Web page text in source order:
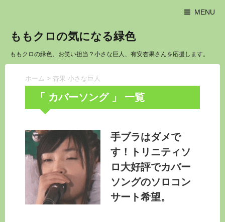
MENU
ももクロの気になる緑色
ももクロの緑色、お笑い担当？小さな巨人、有安杏果さんを応援します。
ホーム > 杏果 小さな巨人
「 カバーソング 」 一覧
手ブラはダメで
す！トリニティソ
ロ大好評でカバー
ソングのソロコン
サート希望。